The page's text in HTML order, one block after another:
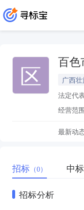
区 百色
广西
法定代
经营范
最新动
招标 （0） 中标
招标分析